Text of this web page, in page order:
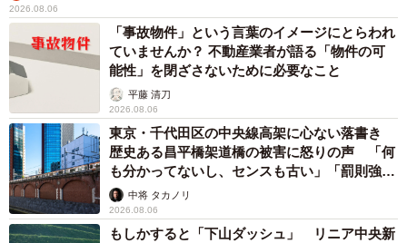
2026.08.06
「事故物件」という言葉のイメージにとらわれ
ていませんか？ 不動産業者が語る「物件の可
能性」を閉ざさないために必要なこと
平藤 清刀
2026.08.06
東京・千代田区の中央線高架に心ない落書き
歴史ある昌平橋架道橋の被害に怒りの声 「何
も分かってないし、センスも古い」「罰則強化
して」中将 タカノリ
2026.08.06
もしかすると「下山ダッシュ」 リニア中央新